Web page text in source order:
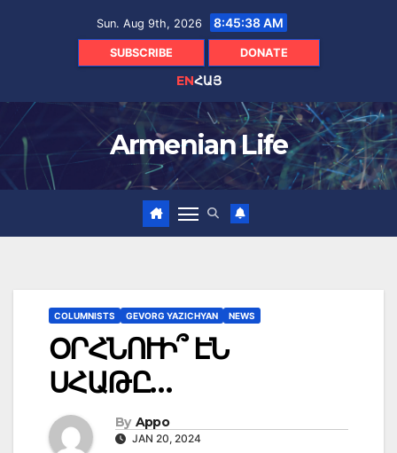
Sun. Aug 9th, 2026 8:45:39 AM
SUBSCRIBE DONATE
ENՀԱՅ
Armenian Life
COLUMNISTS GEVORG YAZICHYAN NEWS
ՕՐՀՆՈՒԻ՞ ԷՆ
ՍՀԱԹԸ…
By Appo
JAN 20, 2024